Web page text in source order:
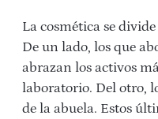
La cosmética se
De un lado, los que
abrazan los activos
laboratorio. Del otro,
de la abuela. Estos